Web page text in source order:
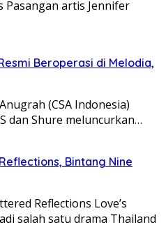
Pasangan artis Jennifer
Beroperasi di Melodia,
(CSA Indonesia)
dan Shure meluncurkan…
Bintang Nine
Reflections Love’s
salah satu drama Thailand